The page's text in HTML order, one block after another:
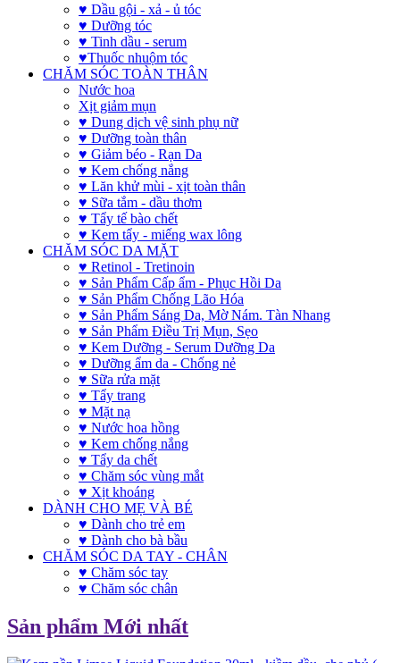
♥ Dầu gội - xả - ủ tóc
♥ Dưỡng tóc
♥ Tinh dầu - serum
♥Thuốc nhuộm tóc
CHĂM SÓC TOÀN THÂN
Nước hoa
Xịt giảm mụn
♥ Dung dịch vệ sinh phụ nữ
♥ Dưỡng toàn thân
♥ Giảm béo - Rạn Da
♥ Kem chống nắng
♥ Lăn khử mùi - xịt toàn thân
♥ Sữa tắm - dầu thơm
♥ Tẩy tế bào chết
♥ Kem tẩy - miếng wax lông
CHĂM SÓC DA MẶT
♥ Retinol - Tretinoin
♥ Sản Phẩm Cấp ẩm - Phục Hồi Da
♥ Sản Phẩm Chống Lão Hóa
♥ Sản Phẩm Sáng Da, Mờ Nám. Tàn Nhang
♥ Sản Phẩm Điều Trị Mụn, Sẹo
♥ Kem Dưỡng - Serum Dưỡng Da
♥ Dưỡng ẩm da - Chống nẻ
♥ Sữa rửa mặt
♥ Tẩy trang
♥ Mặt nạ
♥ Nước hoa hồng
♥ Kem chống nắng
♥ Tẩy da chết
♥ Chăm sóc vùng mắt
♥ Xịt khoáng
DÀNH CHO MẸ VÀ BÉ
♥ Dành cho trẻ em
♥ Dành cho bà bầu
CHĂM SÓC DA TAY - CHÂN
♥ Chăm sóc tay
♥ Chăm sóc chân
Sản phẩm Mới nhất